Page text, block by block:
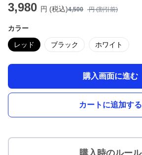
3,980 円 (税込)4,500 円 (割引前)
カラー
レッド ブラック ホワイト
購入画面に進む
カートに追加する